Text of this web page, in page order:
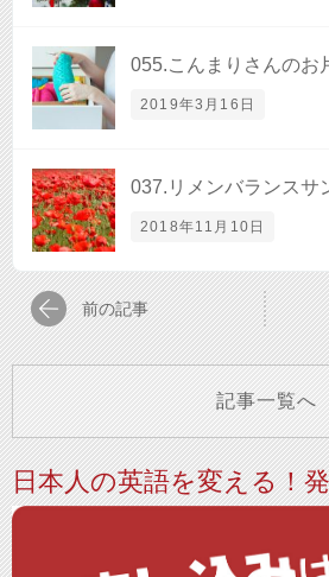
055.こんまりさんのお
2019年3月16日
037.リメンバランスサ
2018年11月10日
前の記事
記事一覧へ
日本人の英語を変える！